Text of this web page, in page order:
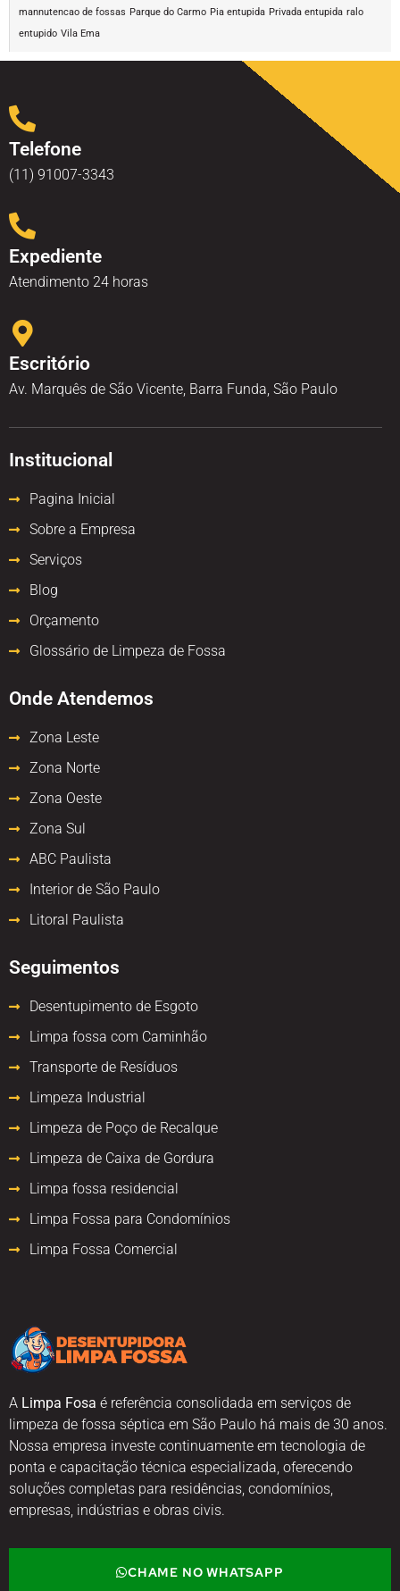
mannutencao de fossas Parque do Carmo Pia entupida Privada entupida ralo
entupido Vila Ema
A Limpa Fosa é referência consolidada em serviços de
limpeza de fossa séptica em São Paulo há mais de 30 anos.
Nossa empresa investe continuamente em tecnologia de
ponta e capacitação técnica especializada, oferecendo
soluções completas para residências, condomínios,
empresas, indústrias e obras civis.
CHAME NO WHATSAPP
Telefone
(11) 91007-3343
Expediente
Atendimento 24 horas
Escritório
Av. Marquês de São Vicente, Barra Funda, São Paulo
Institucional
Pagina Inicial
Sobre a Empresa
Serviços
Blog
Orçamento
Glossário de Limpeza de Fossa
Onde Atendemos
Zona Leste
Zona Norte
Zona Oeste
Zona Sul
ABC Paulista
Interior de São Paulo
Litoral Paulista
Seguimentos
Desentupimento de Esgoto
Limpa fossa com Caminhão
Transporte de Resíduos
Limpeza Industrial
Limpeza de Poço de Recalque
Limpeza de Caixa de Gordura
Limpa fossa residencial
Limpa Fossa para Condomínios
Limpa Fossa Comercial